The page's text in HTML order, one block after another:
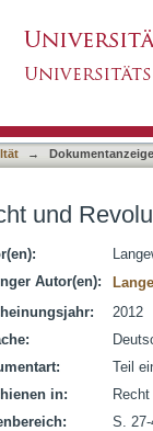
→ Dokumentanzeige
und
Autor(en):
2012
Teil
in:
S. 27-